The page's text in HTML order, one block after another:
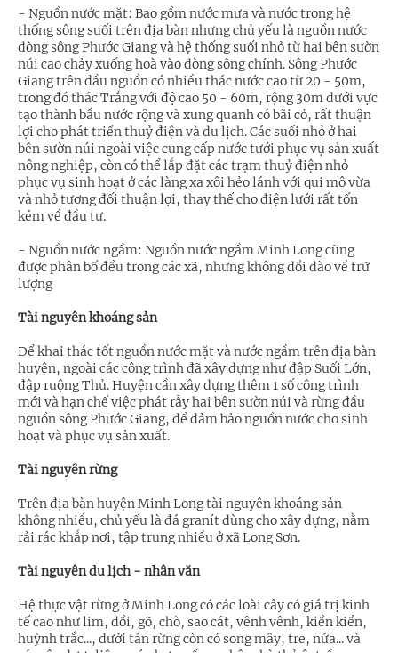
- Nguồn nước mặt: Bao gồm nước mưa và nước trong hệ
thống sông suối trên địa bàn nhưng chủ yếu là nguồn nước
dòng sông Phước Giang và hệ thống suối nhỏ từ hai bên sườn
núi cao chảy xuống hoà vào dòng sông chính. Sông Phước
Giang trên đầu nguồn có nhiều thác nước cao từ 20 - 50m,
trong đó thác Trắng với độ cao 50 - 60m, rộng 30m dưới vực
tạo thành bầu nước rộng và xung quanh có bãi cỏ, rất thuận
lợi cho phát triển thuỷ điện và du lịch. Các suối nhỏ ở hai
bên sườn núi ngoài việc cung cấp nước tưới phục vụ sản xuất
nông nghiệp, còn có thể lắp đặt các trạm thuỷ điện nhỏ
phục vụ sinh hoạt ở các làng xa xôi hẻo lánh với qui mô vừa
và nhỏ tương đối thuận lợi, thay thế cho điện lưới rất tốn
kém về đầu tư.
- Nguồn nước ngầm: Nguồn nước ngầm Minh Long cũng
được phân bố đều trong các xã, nhưng không dồi dào về trữ
lượng
Tài nguyên khoáng sản
Để khai thác tốt nguồn nước mặt và nước ngầm trên địa bàn
huyện, ngoài các công trình đã xây dựng như đập Suối Lớn,
đập ruộng Thủ. Huyện cần xây dựng thêm 1 số công trình
mới và hạn chế việc phát rẫy hai bên sườn núi và rừng đầu
nguồn sông Phước Giang, để đảm bảo nguồn nước cho sinh
hoạt và phục vụ sản xuất.
Tài nguyên rừng
Trên địa bàn huyện Minh Long tài nguyên khoáng sản
không nhiều, chủ yếu là đá granít dùng cho xây dựng, nằm
rải rác khắp nơi, tập trung nhiều ở xã Long Sơn.
Tài nguyên du lịch - nhân văn
Hệ thực vật rừng ở Minh Long có các loài cây có giá trị kinh
tế cao như lim, dồi, gõ, chò, sao cát, vênh vênh, kiền kiền,
huỳnh trắc..., dưới tán rừng còn có song mây, tre, nứa... và